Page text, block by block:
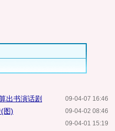
09-04-07 16:46
出书演话剧
09-04-02 08:46
图)
09-04-01 15:19